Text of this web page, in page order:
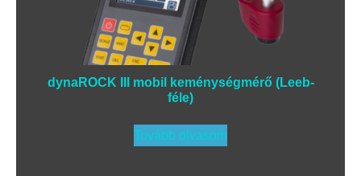
dynaROCK III mobil keménységmérő (Leeb-
féle)
Tovább olvasom